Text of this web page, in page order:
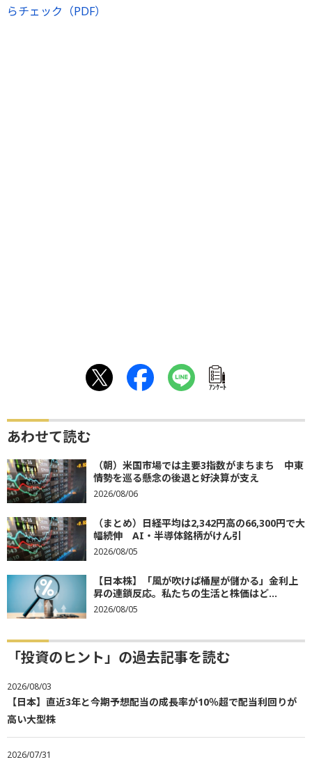
らチェック（PDF）
ｱﾝｹｰﾄ
あわせて読む
（朝）米国市場では主要3指数がまちまち 中東
情勢を巡る懸念の後退と好決算が支え
2026/08/06
（まとめ）日経平均は2,342円高の66,300円で大
幅続伸 AI・半導体銘柄がけん引
2026/08/05
【日本株】「風が吹けば桶屋が儲かる」金利上
昇の連鎖反応。私たちの生活と株価はど...
2026/08/05
「投資のヒント」の過去記事を読む
2026/08/03
【日本】直近3年と今期予想配当の成長率が10％超で配当利回りが
高い大型株
2026/07/31